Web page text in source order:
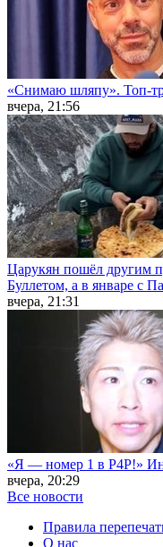
«Снимаю шляпу». Топ-
вчера, 21:56
Царукян пошёл другим
Буллетом, а в январе с
вчера, 21:31
«Я — номер 1 в P4P!»
вчера, 20:29
Все новости
Правила
О нас